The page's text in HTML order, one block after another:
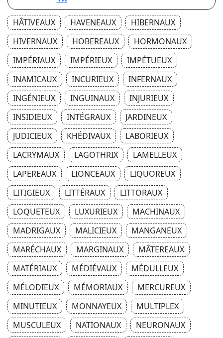
HÂTIVEAUX HAVENEAUX
HIBERNAUX
HIVERNAUX
HOBEREAUX
HORMONAUX
IMPÉRIAUX
IMPÉRIEUX
IMPÉTUEUX
INAMICAUX
INCURIEUX
INFERNAUX
INGÉNIEUX
INGUINAUX
INJURIEUX
INSIDIEUX
INTÉGRAUX
JARDINEUX
JUDICIEUX
KHÉDIVAUX
LABORIEUX
LACRYMAUX
LAGOTHRIX
LAMELLEUX
LAPEREAUX
LIONCEAUX
LIQUOREUX
LITIGIEUX
LITTÉRAUX
LITTORAUX
LOQUETEUX
LUXURIEUX
MACHINAUX
MADRIGAUX
MALICIEUX
MANGANEUX
MARÉCHAUX
MARGINAUX
MÂTEREAUX
MATÉRIAUX
MÉDIÉVAUX
MÉDULLEUX
MÉLODIEUX
MÉMORIAUX
MERCUREUX
MINUTIEUX
MONNAYEUX
MULTIPLEX
MUSCULEUX
NATIONAUX
NEURONAUX